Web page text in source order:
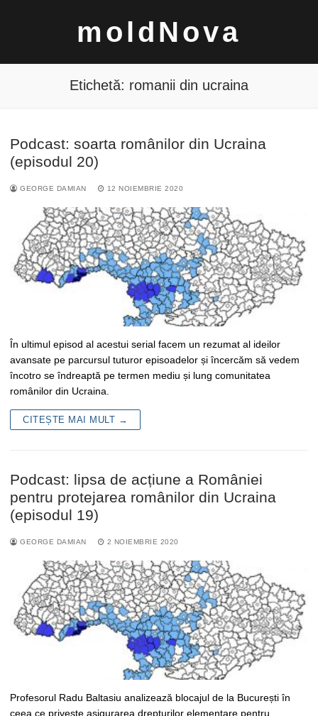
moldNova
Caută
după:
Etichetă: romanii din ucraina
Podcast: soarta românilor din Ucraina
(episodul 20)
GEORGE DAMIAN 12 NOIEMBRIE 2020
În ultimul episod al acestui serial facem un rezumat al ideilor
avansate pe parcursul tuturor episoadelor și încercăm să vedem
încotro se îndreaptă pe termen mediu și lung comunitatea
românilor din Ucraina.
CITEȘTE MAI MULT →
Podcast: lipsa de acțiune a României
pentru protejarea românilor din Ucraina
(episodul 19)
GEORGE DAMIAN 2 NOIEMBRIE 2020
Profesorul Radu Baltasiu analizează blocajul de la București în
ceea ce privește asigurarea drepturilor elementare pentru